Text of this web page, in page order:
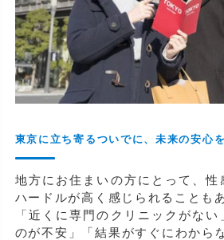
東京に立ち寄るついでに、未来の安心
地方にお住まいの方にとって、性
ハードルが高く感じられることも
「近くに専門のクリニックがな
のが不安」「結果がすぐにわから